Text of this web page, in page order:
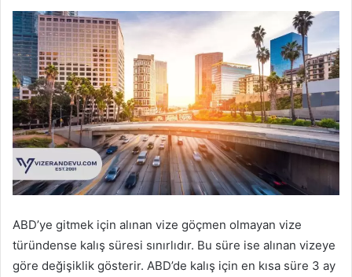
ABD’ye gitmek için alınan vize göçmen olmayan vize
türündense kalış süresi sınırlıdır. Bu süre ise alınan vizeye
göre değişiklik gösterir. ABD’de kalış için en kısa süre 3 ay